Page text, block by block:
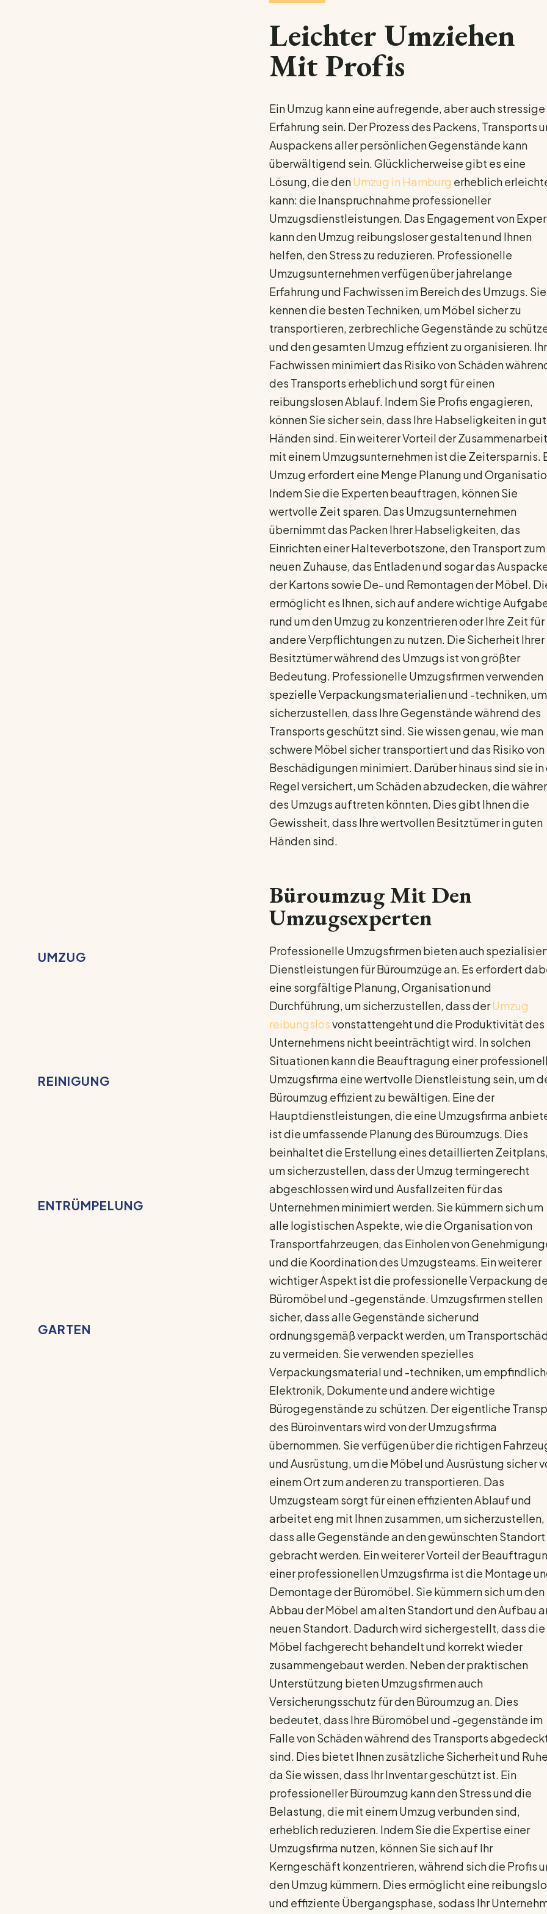
UMZUG
REINIGUNG
ENTRÜMPELUNG
GARTEN
Leichter Umziehen
Mit Profis
Ein Umzug kann eine aufregende, aber auch stressige
Erfahrung sein. Der Prozess des Packens, Transports
Auspackens aller persönlichen Gegenstände kann
überwältigend sein. Glücklicherweise gibt es eine
Lösung, die denUmzug in Hamburg erheblich
kann: die Inanspruchnahme professioneller
Umzugsdienstleistungen. Das Engagement von
kann den Umzug reibungsloser gestalten und Ihnen
helfen, den Stress zu reduzieren. Professionelle
Umzugsunternehmen verfügen über jahrelange
Erfahrung und Fachwissen im Bereich des Umzugs. Sie
kennen die besten Techniken, um Möbel sicher zu
transportieren, zerbrechliche Gegenstände zu
und den gesamten Umzug effizient zu organisieren. Ihr
Fachwissen minimiert das Risiko von Schäden
des Transports erheblich und sorgt für einen
reibungslosen Ablauf. Indem Sie Profis engagieren,
können Sie sicher sein, dass Ihre Habseligkeiten in
Händen sind. Ein weiterer Vorteil der Zusammenarbeit
mit einem Umzugsunternehmen ist die Zeitersparnis.
Umzug erfordert eine Menge Planung und
Indem Sie die Experten beauftragen, können Sie
wertvolle Zeit sparen. Das Umzugsunternehmen
übernimmt das Packen Ihrer Habseligkeiten, das
Einrichten einer Halteverbotszone, den Transport zum
neuen Zuhause, das Entladen und sogar das
der Kartons sowie De- und Remontagen der Möbel.
ermöglicht es Ihnen, sich auf andere wichtige
rund um den Umzug zu konzentrieren oder Ihre Zeit für
andere Verpflichtungen zu nutzen. Die Sicherheit Ihrer
Besitztümer während des Umzugs ist von größter
Bedeutung. Professionelle Umzugsfirmen verwenden
spezielle Verpackungsmaterialien und -techniken, um
sicherzustellen, dass Ihre Gegenstände während des
Transports geschützt sind. Sie wissen genau, wie man
schwere Möbel sicher transportiert und das Risiko von
Beschädigungen minimiert. Darüber hinaus sind sie in
Regel versichert, um Schäden abzudecken, die
des Umzugs auftreten könnten. Dies gibt Ihnen die
Gewissheit, dass Ihre wertvollen Besitztümer in guten
Händen sind.
Büroumzug Mit Den
Umzugsexperten
Professionelle Umzugsfirmen bieten auch
Dienstleistungen für Büroumzüge an. Es erfordert
eine sorgfältige Planung, Organisation und
Durchführung, um sicherzustellen, dass derUmzug
reibungslosvonstattengeht und die Produktivität des
Unternehmens nicht beeinträchtigt wird. In solchen
Situationen kann die Beauftragung einer
Umzugsfirma eine wertvolle Dienstleistung sein, um
Büroumzug effizient zu bewältigen. Eine der
Hauptdienstleistungen, die eine Umzugsfirma
ist die umfassende Planung des Büroumzugs. Dies
beinhaltet die Erstellung eines detaillierten Zeitplans,
um sicherzustellen, dass der Umzug termingerecht
abgeschlossen wird und Ausfallzeiten für das
Unternehmen minimiert werden. Sie kümmern sich um
alle logistischen Aspekte, wie die Organisation von
Transportfahrzeugen, das Einholen von
und die Koordination des Umzugsteams. Ein weiterer
wichtiger Aspekt ist die professionelle Verpackung
Büromöbel und -gegenstände. Umzugsfirmen stellen
sicher, dass alle Gegenstände sicher und
ordnungsgemäß verpackt werden, um
zu vermeiden. Sie verwenden spezielles
Verpackungsmaterial und -techniken, um
Elektronik, Dokumente und andere wichtige
Bürogegenstände zu schützen. Der eigentliche
des Büroinventars wird von der Umzugsfirma
übernommen. Sie verfügen über die richtigen
und Ausrüstung, um die Möbel und Ausrüstung sicher
einem Ort zum anderen zu transportieren. Das
Umzugsteam sorgt für einen effizienten Ablauf und
arbeitet eng mit Ihnen zusammen, um sicherzustellen,
dass alle Gegenstände an den gewünschten Standort
gebracht werden. Ein weiterer Vorteil der
einer professionellen Umzugsfirma ist die Montage
Demontage der Büromöbel. Sie kümmern sich um den
Abbau der Möbel am alten Standort und den Aufbau
neuen Standort. Dadurch wird sichergestellt, dass die
Möbel fachgerecht behandelt und korrekt wieder
zusammengebaut werden. Neben der praktischen
Unterstützung bieten Umzugsfirmen auch
Versicherungsschutz für den Büroumzug an. Dies
bedeutet, dass Ihre Büromöbel und -gegenstände im
Falle von Schäden während des Transports
sind. Dies bietet Ihnen zusätzliche Sicherheit und
da Sie wissen, dass Ihr Inventar geschützt ist. Ein
professioneller Büroumzug kann den Stress und die
Belastung, die mit einem Umzug verbunden sind,
erheblich reduzieren. Indem Sie die Expertise einer
Umzugsfirma nutzen, können Sie sich auf Ihr
Kerngeschäft konzentrieren, während sich die Profis
den Umzug kümmern. Dies ermöglicht eine
und effiziente Übergangsphase, sodass Ihr